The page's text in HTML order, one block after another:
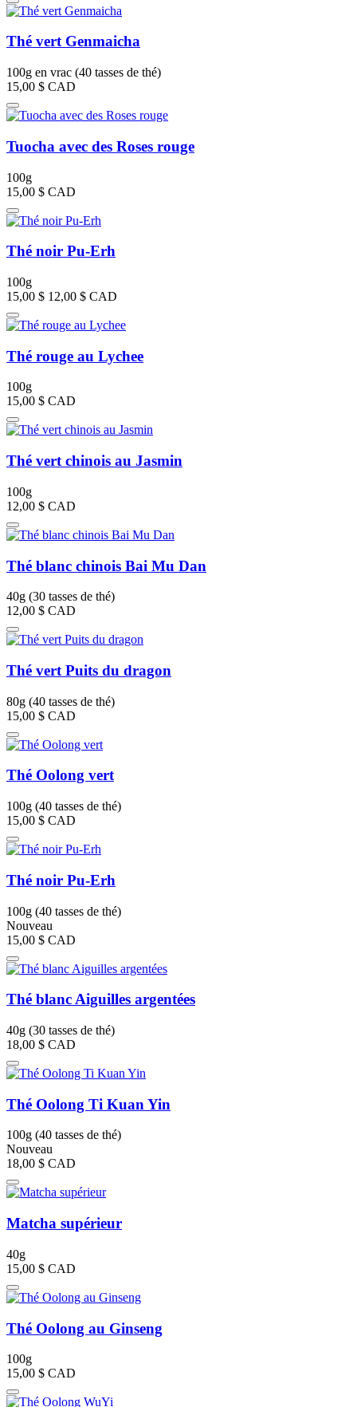
Thé vert Genmaicha
100g en vrac (40 tasses de thé)
15,00 $ CAD
Tuocha avec des Roses rouge
100g
15,00 $ CAD
Thé noir Pu-Erh
100g
15,00 $ 12,00 $ CAD
Thé rouge au Lychee
100g
15,00 $ CAD
Thé vert chinois au Jasmin
100g
12,00 $ CAD
Thé blanc chinois Bai Mu Dan
40g (30 tasses de thé)
12,00 $ CAD
Thé vert Puits du dragon
80g (40 tasses de thé)
15,00 $ CAD
Thé Oolong vert
100g (40 tasses de thé)
15,00 $ CAD
Thé noir Pu-Erh
100g (40 tasses de thé)
Nouveau
15,00 $ CAD
Thé blanc Aiguilles argentées
40g (30 tasses de thé)
18,00 $ CAD
Thé Oolong Ti Kuan Yin
100g (40 tasses de thé)
Nouveau
18,00 $ CAD
Matcha supérieur
40g
15,00 $ CAD
Thé Oolong au Ginseng
100g
15,00 $ CAD